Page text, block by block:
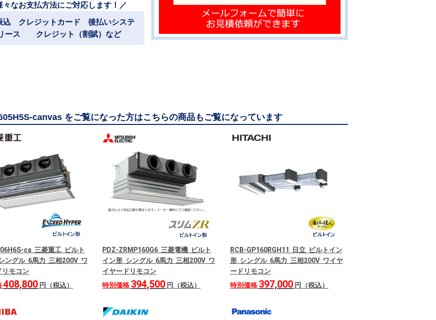
々なお支払方法にご対応します！／
込 クレジットカード 後払いシステ
ス クレジット（割賦）など
canvas をご覧になった方はこちらの商品もご覧になっています
ca 三菱重工 ビルト
ングル 6馬力 三相200V ワ
リモコン
408,800 円（税込）
PDZ-ZRMP160G6 三菱電機 ビルト
イン形 シングル 6馬力 三相200V ワ
イヤードリモコン
特別価格 394,500 円（税込）
RCB-GP160RGH11 日立 ビルトイン
形 シングル 6馬力 三相200V ワイヤ
ードリモコン
特別価格 397,000円（税込）